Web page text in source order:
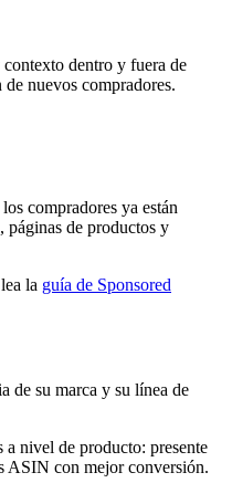
dentro y fuera de
nuevos compradores.
compradores ya están
páginas de productos y
la guía de Sponsored
de su marca y su línea de
a nivel de producto: presente
ASIN con mejor conversión.